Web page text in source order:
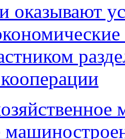
оказывают